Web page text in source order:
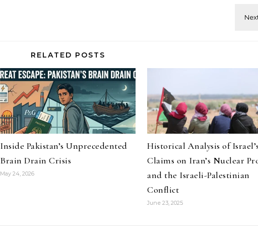
RELATED POSTS
Inside Pakistan’s Unprecedented
Brain Drain Crisis
May 24, 2026
Historical Analysis of
Claims on Iran’s Nuclear
and the Israeli-Palestinian
Conflict
June 23, 2025